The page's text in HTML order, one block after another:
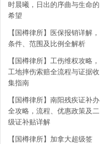
时晨曦，日出的序曲与生命的
希望
【国樽律所】医保报销详解，
条件、范围及比例全解析
【国樽律所】工伤维权攻略，
工地摔伤索赔全流程与证据收
集指南
【国樽律所】南阳残疾证补办
全攻略，流程、优惠政策及二
级证补贴详解
【国樽律所】加拿大超级签